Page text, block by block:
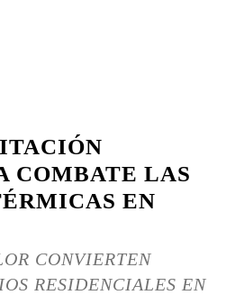
COMBATE LAS
EN
CONVIERTEN
RESIDENCIALES EN